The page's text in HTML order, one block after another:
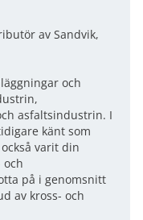
av Sandvik,
och
asfaltsindustrin. I
känt som
varit din
på i genomsnitt
av kross- och